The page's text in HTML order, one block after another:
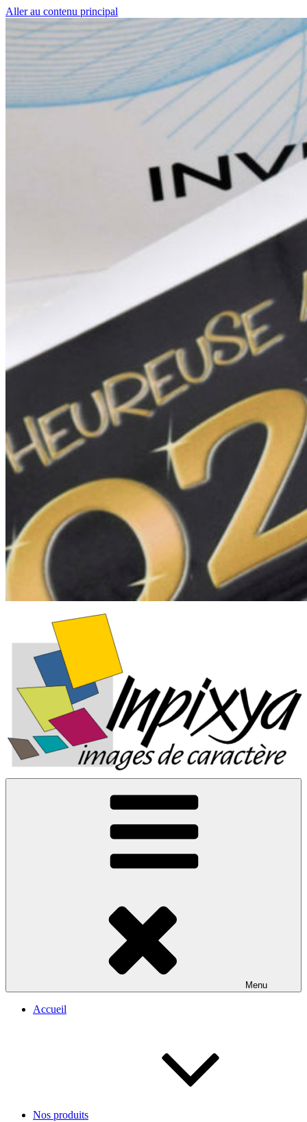
Aller au contenu principal
Menu
Accueil
Nos produits